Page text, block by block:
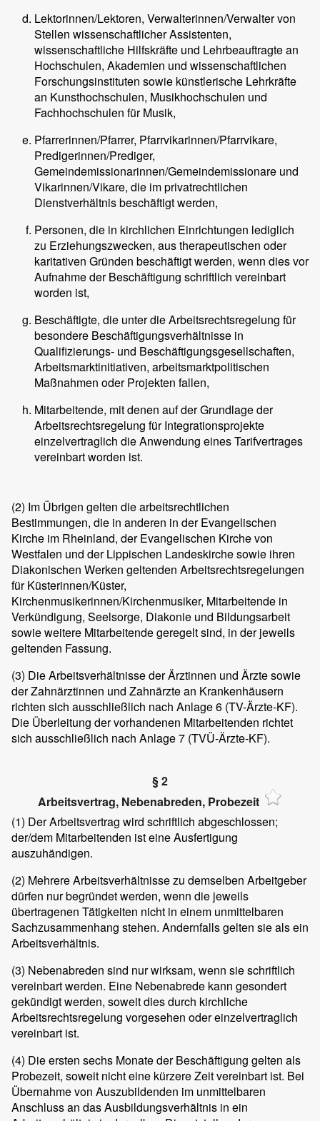
Lektorinnen/Lektoren, Verwalterinnen/Verwalter von
Stellen wissenschaftlicher Assistenten,
wissenschaftliche Hilfskräfte und Lehrbeauftragte an
Hochschulen, Akademien und wissenschaftlichen
Forschungsinstituten sowie künstlerische Lehrkräfte
an Kunsthochschulen, Musikhochschulen und
Fachhochschulen für Musik,
Pfarrerinnen/Pfarrer, Pfarrvikarinnen/Pfarrvikare,
Predigerinnen/Prediger,
Gemeindemissionarinnen/Gemeindemissionare und
Vikarinnen/Vikare, die im privatrechtlichen
Dienstverhältnis beschäftigt werden,
Personen, die in kirchlichen Einrichtungen lediglich
zu Erziehungszwecken, aus therapeutischen oder
karitativen Gründen beschäftigt werden, wenn dies vor
Aufnahme der Beschäftigung schriftlich vereinbart
worden ist,
Beschäftigte, die unter die Arbeitsrechtsregelung für
besondere Beschäftigungsverhältnisse in
Qualifizierungs- und Beschäftigungsgesellschaften,
Arbeitsmarktinitiativen, arbeitsmarktpolitischen
Maßnahmen oder Projekten fallen,
Mitarbeitende, mit denen auf der Grundlage der
Arbeitsrechtsregelung für Integrationsprojekte
einzelvertraglich die Anwendung eines Tarifvertrages
vereinbart worden ist.
(2) Im Übrigen gelten die arbeitsrechtlichen
Bestimmungen, die in anderen in der Evangelischen
Kirche im Rheinland, der Evangelischen Kirche von
Westfalen und der Lippischen Landeskirche sowie ihren
Diakonischen Werken geltenden Arbeitsrechtsregelungen
für Küsterinnen/Küster,
Kirchenmusikerinnen/Kirchenmusiker, Mitarbeitende in
Verkündigung, Seelsorge, Diakonie und Bildungsarbeit
sowie weitere Mitarbeitende geregelt sind, in der jeweils
geltenden Fassung.
(3) Die Arbeitsverhältnisse der Ärztinnen und Ärzte sowie
der Zahnärztinnen und Zahnärzte an Krankenhäusern
richten sich ausschließlich nach Anlage 6 (TV-Ärzte-KF).
Die Überleitung der vorhandenen Mitarbeitenden richtet
sich ausschließlich nach Anlage 7 (TVÜ-Ärzte-KF).
§ 2
Arbeitsvertrag, Nebenabreden, Probezeit
(1) Der Arbeitsvertrag wird schriftlich abgeschlossen;
der/dem Mitarbeitenden ist eine Ausfertigung
auszuhändigen.
(2) Mehrere Arbeitsverhältnisse zu demselben Arbeitgeber
dürfen nur begründet werden, wenn die jeweils
übertragenen Tätigkeiten nicht in einem unmittelbaren
Sachzusammenhang stehen. Andernfalls gelten sie als ein
Arbeitsverhältnis.
(3) Nebenabreden sind nur wirksam, wenn sie schriftlich
vereinbart werden. Eine Nebenabrede kann gesondert
gekündigt werden, soweit dies durch kirchliche
Arbeitsrechtsregelung vorgesehen oder einzelvertraglich
vereinbart ist.
(4) Die ersten sechs Monate der Beschäftigung gelten als
Probezeit, soweit nicht eine kürzere Zeit vereinbart ist. Bei
Übernahme von Auszubildenden im unmittelbaren
Anschluss an das Ausbildungsverhältnis in ein